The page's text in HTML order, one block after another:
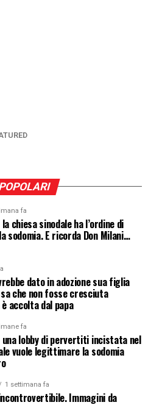
fa
chiesa sinodale ha l’ordine di
sodomia. E ricorda Don Milani…
dato in adozione sua figlia
che non fosse cresciuta
accolta dal papa
fa
una lobby di pervertiti incistata nel
vuole legittimare la sodomia
1 settimana fa
Immagini da